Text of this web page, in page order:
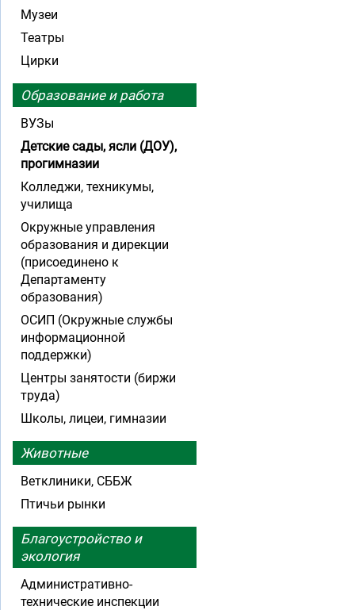
Музеи
Театры
Цирки
Образование и работа
ВУЗы
Детские сады, ясли (ДОУ),
прогимназии
Колледжи, техникумы,
училища
Окружные управления
образования и дирекции
(присоединено к
Департаменту
образования)
ОСИП (Окружные службы
информационной
поддержки)
Центры занятости (биржи
труда)
Школы, лицеи, гимназии
Животные
Ветклиники, СББЖ
Птичьи рынки
Благоустройство и
экология
Административно-
технические инспекции